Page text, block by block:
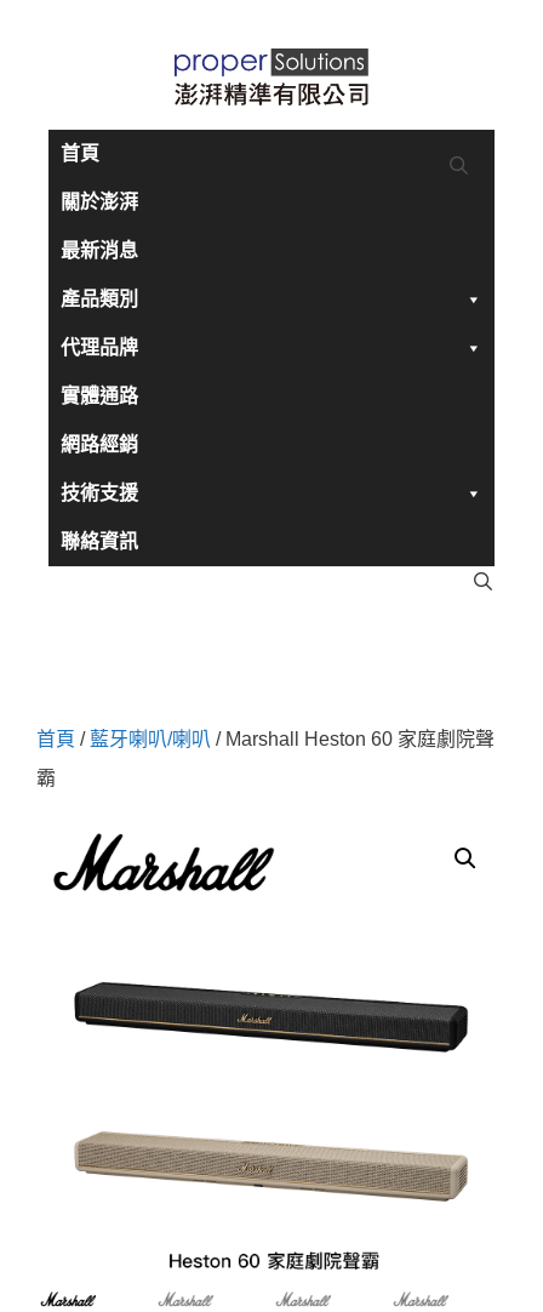
首頁
關於澎湃
最新消息
產品類別
代理品牌
實體通路
網路經銷
技術支援
聯絡資訊
首頁 / 藍牙喇叭/喇叭 / Marshall Heston 60 家庭劇院聲
霸